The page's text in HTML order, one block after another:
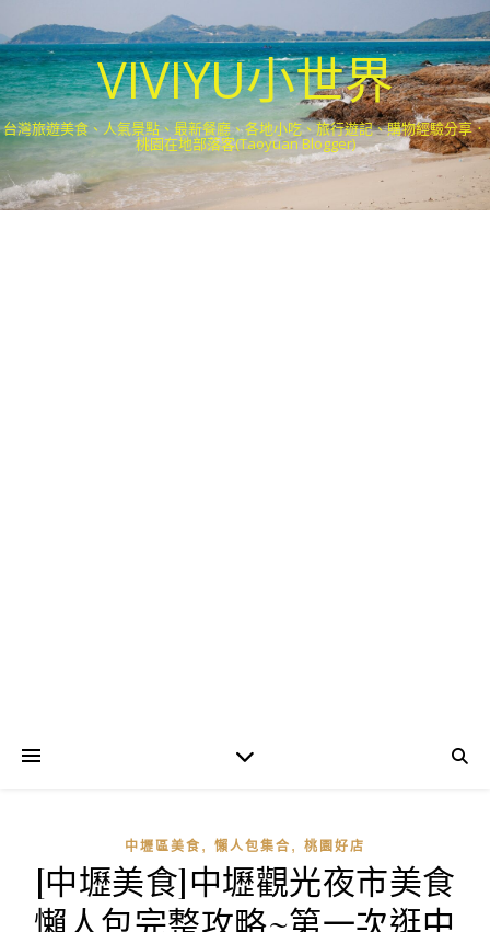
VIVIYU小世界
台灣旅遊美食、人氣景點、最新餐廳、各地小吃、旅行遊記、購物經驗分享．
桃園在地部落客(Taoyuan Blogger)
中壢區美食 , 懶人包集合 , 桃園好店
[中壢美食]中壢觀光夜市美食
懶人包完整攻略~第一次逛中